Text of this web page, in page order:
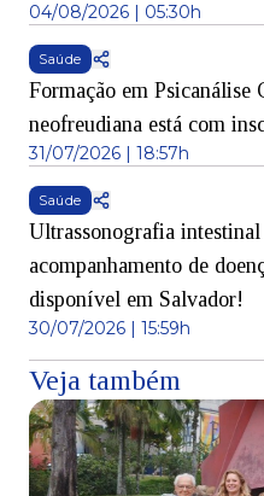
04/08/2026 | 05:30h
Saúde
Formação em
neofreudiana está com
31/07/2026 | 18:57h
Saúde
Ultrassonografia
acompanhamento de
disponível em Salvador!
30/07/2026 | 15:59h
Veja também